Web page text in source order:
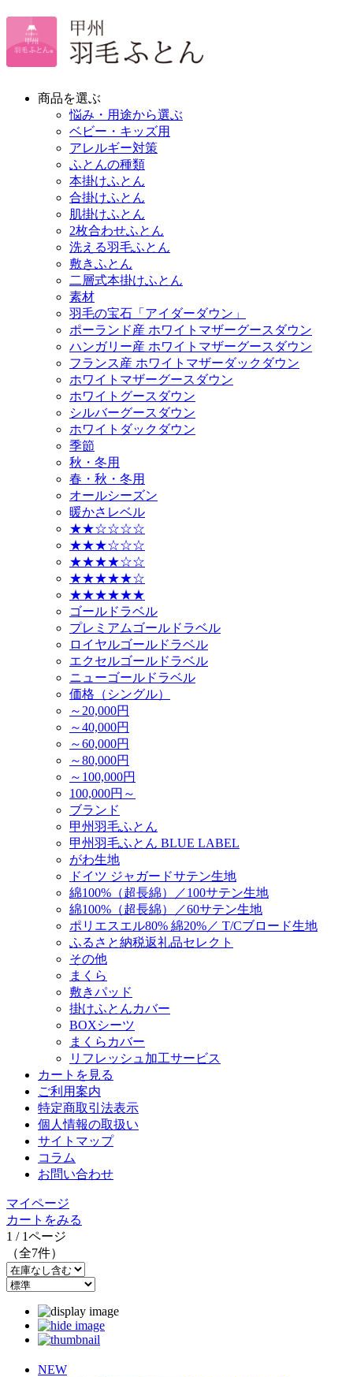
商品を選ぶ
悩み・用途から選ぶ
ベビー・キッズ用
アレルギー対策
ふとんの種類
本掛けふとん
合掛けふとん
肌掛けふとん
2枚合わせふとん
洗える羽毛ふとん
敷きふとん
二層式本掛けふとん
素材
羽毛の宝石「アイダーダウン」
ポーランド産 ホワイトマザーグースダウン
ハンガリー産 ホワイトマザーグースダウン
フランス産 ホワイトマザーダックダウン
ホワイトマザーグースダウン
ホワイトグースダウン
シルバーグースダウン
ホワイトダックダウン
季節
秋・冬用
春・秋・冬用
オールシーズン
暖かさレベル
★★☆☆☆☆
★★★☆☆☆
★★★★☆☆
★★★★★☆
★★★★★★
ゴールドラベル
プレミアムゴールドラベル
ロイヤルゴールドラベル
エクセルゴールドラベル
ニューゴールドラベル
価格（シングル）
～20,000円
～40,000円
～60,000円
～80,000円
～100,000円
100,000円～
ブランド
甲州羽毛ふとん
甲州羽毛ふとん BLUE LABEL
がわ生地
ドイツ ジャガードサテン生地
綿100%（超長綿）／100サテン生地
綿100%（超長綿）／60サテン生地
ポリエスエル80% 綿20%／ T/Cブロード生地
ふるさと納税返礼品セレクト
その他
まくら
敷きパッド
掛けふとんカバー
BOXシーツ
まくらカバー
リフレッシュ加工サービス
カートを見る
ご利用案内
特定商取引法表示
個人情報の取扱い
サイトマップ
コラム
お問い合わせ
マイページ
カートをみる
1 / 1ページ
（全7件）
NEW